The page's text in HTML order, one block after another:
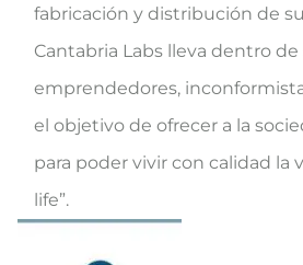
fabricación y distribución de
Cantabria Labs lleva dentro
emprendedores,
el objetivo de ofrecer a la
para poder vivir con calidad la
life”.